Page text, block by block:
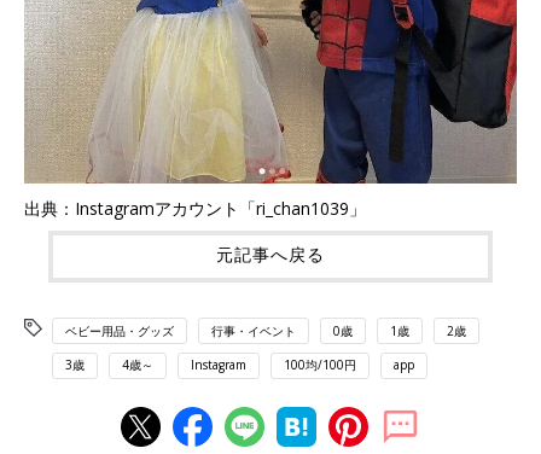
出典：Instagramアカウント「ri_chan1039」
元記事へ戻る
ベビー用品・グッズ 行事・イベント 0歳 1歳 2歳
3歳 4歳～ Instagram 100均/100円 app